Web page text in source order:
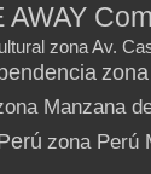
AWAY
zona Av.
Manzana
zona Perú